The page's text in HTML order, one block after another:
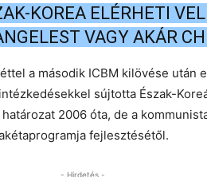
KOREA ELÉRHETI
VAGY AKÁR
a második ICBM kilövése után
sújtotta Észak-
2006 óta, de a
fejlesztésétől.
- Hirdetés -